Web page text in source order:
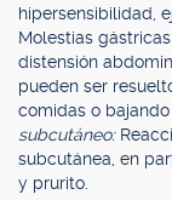
hipersensibilidad,
Molestias
distensión
pueden ser
comidas o bajando
subcutáneo:
subcutánea, en
y prurito.